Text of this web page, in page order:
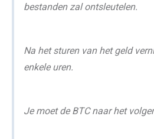
bestanden zal ontsleutelen.
Na het sturen van het geld
enkele uren.
Je moet de BTC naar het